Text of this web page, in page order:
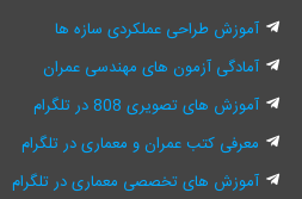
آموزش طراحی عملکردی سازه ها
آمادگی آزمون های مهندسی عمران
آموزش های تصویری 808 در تلگرام
معرفی کتب عمران و معماری در تلگرام
آموزش های تخصصی معماری در تلگرام